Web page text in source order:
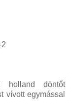
holland döntőt
vívott egymással